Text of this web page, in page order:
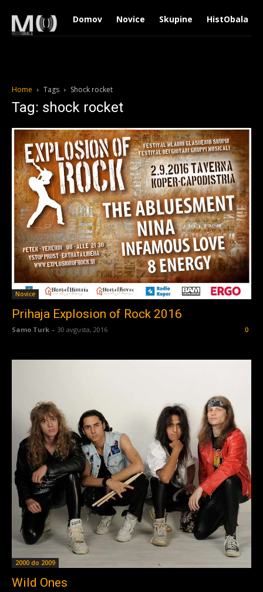
Domov Novice Skupine HistObala
Home Tags Shock rocket
Tag: shock rocket
Novice
Prihaja Explosion of Rock 2016
Samo Turk - 30 avgusta, 2016 0
2000 do 2009
Wild Ones